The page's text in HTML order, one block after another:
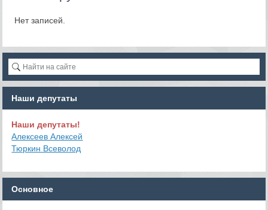
Нет записей.
Наши депутаты
Наши депутаты!
Алексеев Алексей
Тюркин Всеволод
Основное